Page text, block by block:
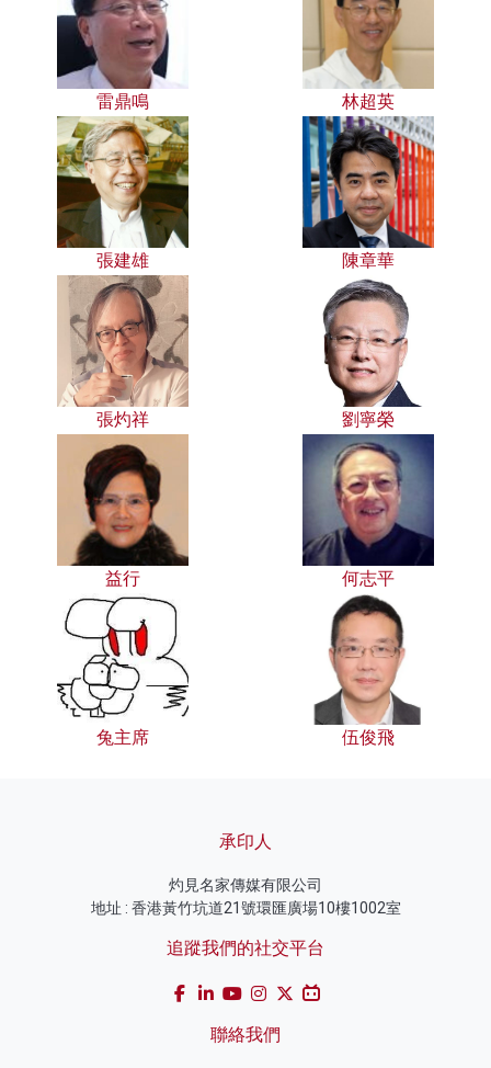
雷鼎鳴 林超英
張建雄 陳章華
張灼祥 劉寧榮
益行 何志平
兔主席 伍俊飛
承印人
灼見名家傳媒有限公司
地址 : 香港黃竹坑道21號環匯廣場10樓1002室
追蹤我們的社交平台
聯絡我們